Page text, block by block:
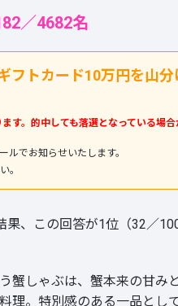
／4682名
フトカード10万円を山分
す。的中しても落選となっている場合
でお知らせいたします。
。
果、この回答が1位（32／
蟹しゃぶは、蟹本来の甘み
理。特別感のある一品とし